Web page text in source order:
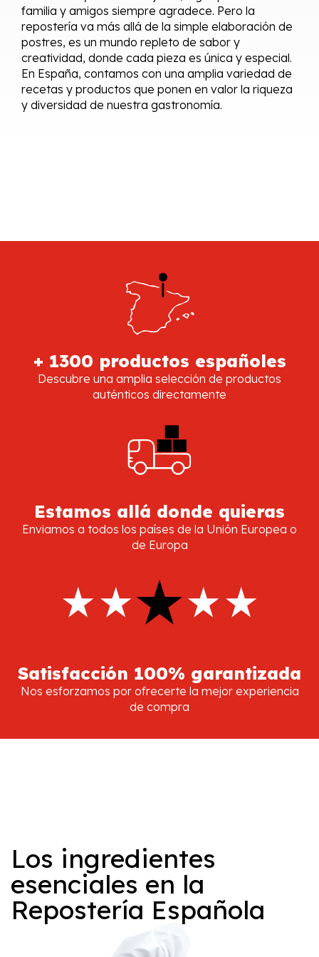
familia y amigos siempre agradece. Pero la
repostería va más allá de la simple elaboración de
postres, es un mundo repleto de sabor y
creatividad, donde cada pieza es única y especial.
En España, contamos con una amplia variedad de
recetas y productos que ponen en valor la riqueza
y diversidad de nuestra gastronomía.
+ 1300 productos españoles
Descubre una amplia selección de productos
auténticos directamente
Estamos allá donde quieras
Enviamos a todos los países de la Unión Europea o
de Europa
Satisfacción 100% garantizada
Nos esforzamos por ofrecerte la mejor experiencia
de compra
Los ingredientes
esenciales en la
Repostería Española